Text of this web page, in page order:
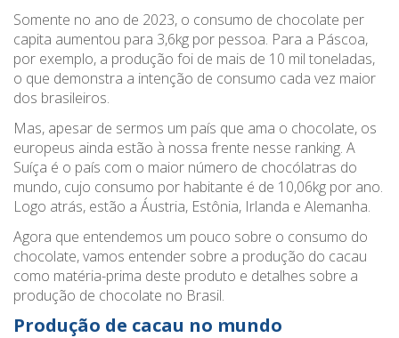
Somente no ano de 2023, o consumo de chocolate per
capita aumentou para 3,6kg por pessoa. Para a Páscoa,
por exemplo, a produção foi de mais de 10 mil toneladas,
o que demonstra a intenção de consumo cada vez maior
dos brasileiros.
Mas, apesar de sermos um país que ama o chocolate, os
europeus ainda estão à nossa frente nesse ranking. A
Suíça é o país com o maior número de chocólatras do
mundo, cujo consumo por habitante é de 10,06kg por ano.
Logo atrás, estão a Áustria, Estônia, Irlanda e Alemanha.
Agora que entendemos um pouco sobre o consumo do
chocolate, vamos entender sobre a produção do cacau
como matéria-prima deste produto e detalhes sobre a
produção de chocolate no Brasil.
Produção de cacau no mundo